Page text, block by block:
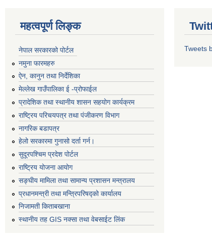
महत्वपूर्ण लिङ्क
नेपाल सरकारको पोर्टल
नमुना फारमहरु
ऐन, कानुन तथा निर्देशिका
मेल्लेख गाउँपालिका ई -प्रोफाईल
प्रादेशिक तथा स्थानीय शासन सहयोग कार्यक्रम
राष्ट्रिय परिचयपत्र तथा पंजीकरण विभाग
नागरिक बडापत्र
हेलो सरकारमा गुनासो दर्ता गर्न।
सुदूरपश्चिम प्रदेश पोर्टल
राष्ट्रिय योजना आयोग
सङ्‍घीय मामिला तथा सामान्य प्रशासन मन्त्रालय
प्रधानमन्त्री तथा मन्त्रिपरिषद्को कार्यालय
निजामती किताबखाना
स्थानीय तह GIS नक्सा तथा वेबसाईट लिंक
Tweets